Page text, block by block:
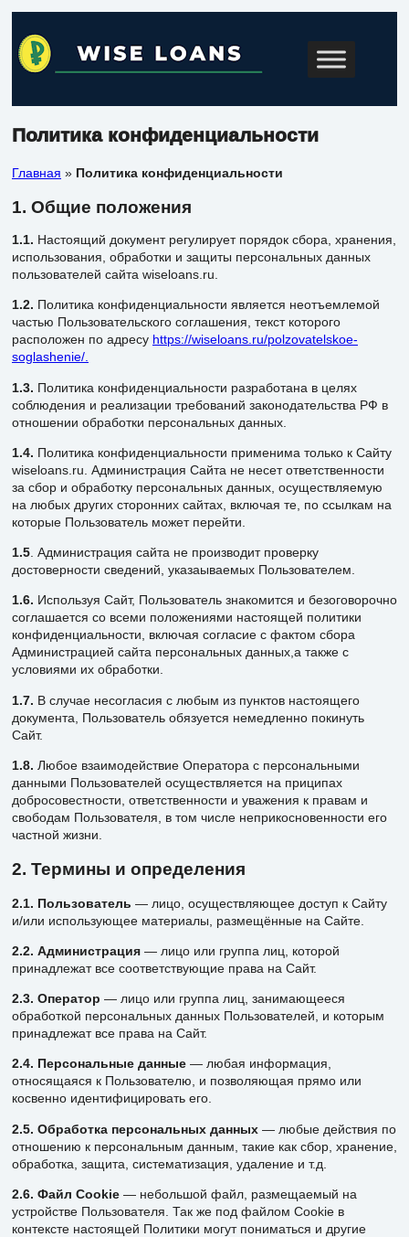
Перейти
содержимому
Политика конфиденциальности
Главная » Политика конфиденциальности
1. Общие положения
1.1. Настоящий документ регулирует порядок сбора, хранения,
использования, обработки и защиты персональных данных
пользователей сайта wiseloans.ru.
1.2. Политика конфиденциальности является неотъемлемой
частью Пользовательского соглашения, текст которого
расположен по адресу https://wiseloans.ru/polzovatelskoe-
soglashenie/.
1.3. Политика конфиденциальности разработана в целях
соблюдения и реализации требований законодательства РФ в
отношении обработки персональных данных.
1.4. Политика конфиденциальности применима только к Сайту
wiseloans.ru. Администрация Сайта не несет ответственности
за сбор и обработку персональных данных, осуществляемую
на любых других сторонних сайтах, включая те, по ссылкам на
которые Пользователь может перейти.
1.5 . Администрация сайта не производит проверку
достоверности сведений, указаываемых Пользователем.
1.6. Используя Сайт, Пользователь знакомится и безоговорочно
соглашается со всеми положениями настоящей политики
конфиденциальности, включая согласие с фактом сбора
Администрацией сайта персональных данных,а также с
условиями их обработки.
1.7. В случае несогласия с любым из пунктов настоящего
документа, Пользователь обязуется немедленно покинуть
Сайт.
1.8. Любое взаимодействие Оператора с персональными
данными Пользователей осуществляется на приципах
добросовестности, ответственности и уважения к правам и
свободам Пользователя, в том числе неприкосновенности его
частной жизни.
2. Термины и определения
2.1. Пользователь — лицо, осуществляющее доступ к Сайту
и/или использующее материалы, размещённые на Сайте.
2.2. Администрация — лицо или группа лиц, которой
принадлежат все соответствующие права на Сайт.
2.3. Оператор — лицо или группа лиц, занимающееся
обработкой персональных данных Пользователей, и которым
принадлежат все права на Сайт.
2.4. Персональные данные — любая информация,
относящаяся к Пользователю, и позволяющая прямо или
косвенно идентифицировать его.
2.5. Обработка персональных данных — любые действия по
отношению к персональным данным, такие как сбор, хранение,
обработка, защита, систематизация, удаление и т.д.
2.6. Файл Cookie — небольшой файл, размещаемый на
устройстве Пользователя. Так же под файлом Cookie в
контексте настоящей Политики могут пониматься и другие